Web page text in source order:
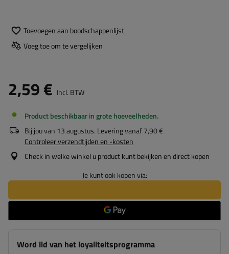
Toevoegen aan boodschappenlijst
Voeg toe om te vergelijken
2,59 € Incl. BTW
Product beschikbaar in grote hoeveelheden
Bij jou van 13 augustus. Levering vanaf7,90 €
Controleer verzendtijden en -kosten
Check in welke winkel u product kunt bekijken en direct kopen
Je kunt ook kopen via:
Word lid van het loyaliteitsprogramma